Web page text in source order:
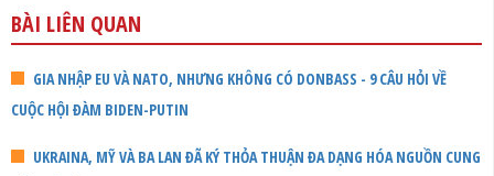
BÀI LIÊN QUAN
GIA NHẬP EU VÀ NATO, NHƯNG KHÔNG CÓ DONBASS - 9 CÂU HỎI VỀ
CUỘC HỘI ĐÀM BIDEN-PUTIN
UKRAINA, MỸ VÀ BA LAN ĐÃ KÝ THỎA THUẬN ĐA DẠNG HÓA NGUỒN CUNG